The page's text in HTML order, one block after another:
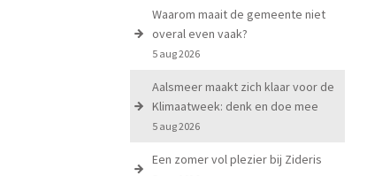
Waarom maait de gemeente niet
overal even vaak?
5 aug 2026
Aalsmeer maakt zich klaar voor de
Klimaatweek: denk en doe mee
5 aug 2026
Een zomer vol plezier bij Zideris